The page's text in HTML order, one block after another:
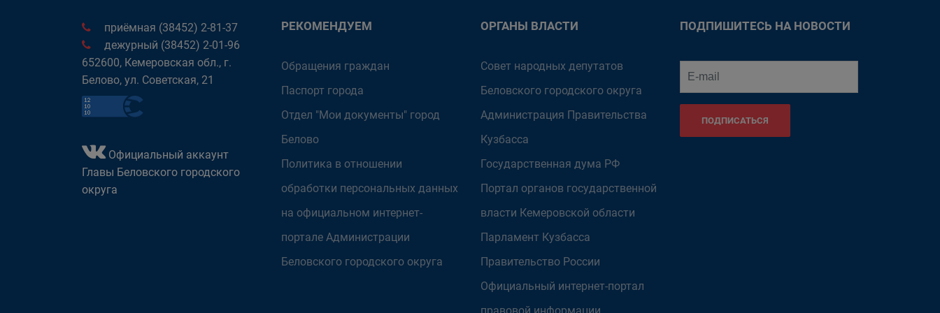
приёмная (38452) 2-81-37
дежурный (38452) 2-01-96
652600, Кемеровская обл., г.
Белово, ул. Советская, 21
Официальный аккаунт
Главы Беловского городского
округа
РЕКОМЕНДУЕМ
Обращения граждан
Паспорт города
Отдел "Мои документы" город
Белово
Политика в отношении
обработки персональных данных
на официальном интернет-
портале Администрации
Беловского городского округа
ОРГАНЫ ВЛАСТИ
Совет народных депутатов
Беловского городского округа
Администрация Правительства
Кузбасса
Государственная дума РФ
Портал органов государственной
власти Кемеровской области
Парламент Кузбасса
Правительство России
Официальный интернет-портал
ПОДПИШИТЕСЬ НА НОВОСТИ
ПОДПИСАТЬСЯ